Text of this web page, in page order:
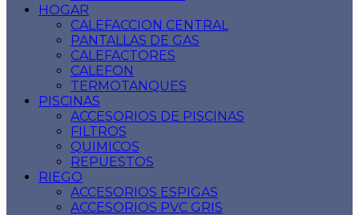
HOGAR
CALEFACCION CENTRAL
PANTALLAS DE GAS
CALEFACTORES
CALEFON
TERMOTANQUES
PISCINAS
ACCESORIOS DE PISCINAS
FILTROS
QUIMICOS
REPUESTOS
RIEGO
ACCESORIOS ESPIGAS
ACCESORIOS PVC GRIS